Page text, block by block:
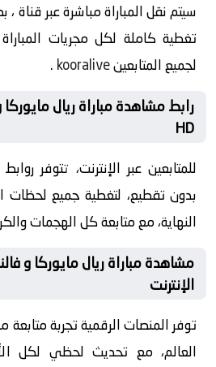
سيتم نقل المباراة مباشرة عبر قناة
تغطية كاملة لكل مجريات
لجميع المتابعينkooralive
.
رابط مشاهدة مباراة ريال
HD
للمتابعين عبر الإنترنت، تتوفر
بدون تقطيع، لتغطية جميع لحظات
النهاية، مع متابعة كل الهجمات
مشاهدة مباراة ريال مايوركا و
الإنترنت
توفر المنصات الرقمية تجربة
العالم، مع تحديث لحظي لكل